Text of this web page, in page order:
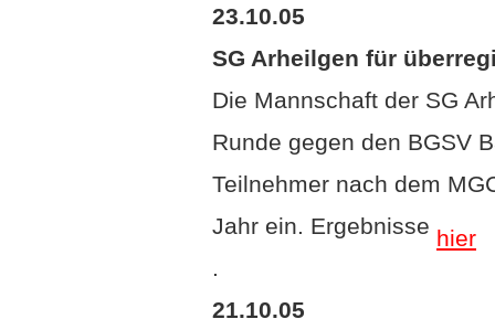
23.10.05
SG Arheilgen für
Die Mannschaft der SG
Runde gegen den BGSV
Teilnehmer nach dem
Jahr ein. Ergebnisse hier
.